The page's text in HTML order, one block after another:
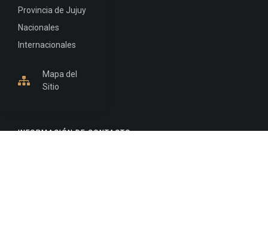
INFORMACIÓN DE CONTACTO
Provincia de Jujuy
Nacionales
Internacionales
Mapa del
Sitio